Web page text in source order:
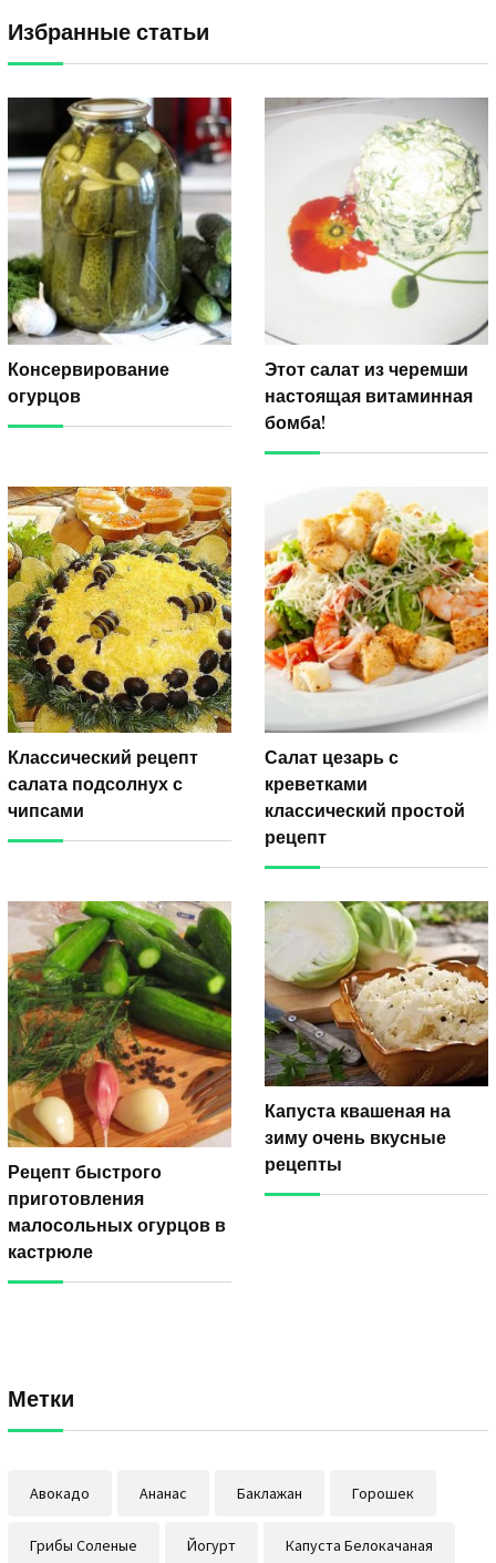
Избранные статьи
Консервирование
огурцов
Этот салат из черемши
настоящая витаминная
бомба!
Классический рецепт
салата подсолнух с
чипсами
Салат цезарь с
креветками
классический простой
рецепт
Рецепт быстрого
приготовления
малосольных огурцов в
кастрюле
Капуста квашеная на
зиму очень вкусные
рецепты
Метки
Авокадо Ананас Баклажан Горошек
Грибы Соленые Йогурт Капуста Белокачаная